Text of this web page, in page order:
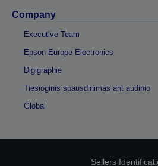
Company
Executive Team
Epson Europe Electronics
Digigraphie
Tiesioginis spausdinimas ant audinio
Global
Sellers